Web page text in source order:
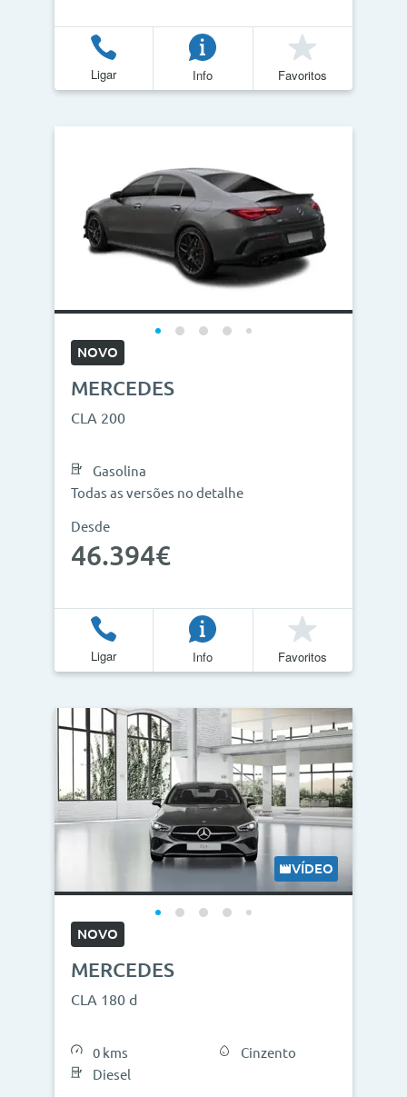
Ligar Info Favoritos
NOVO
MERCEDES
CLA 200
Gasolina
Todas as versões no detalhe
Desde
46.394€
Ligar Info Favoritos
VÍDEO
NOVO
MERCEDES
CLA 180 d
0 kms
Diesel
Cinzento